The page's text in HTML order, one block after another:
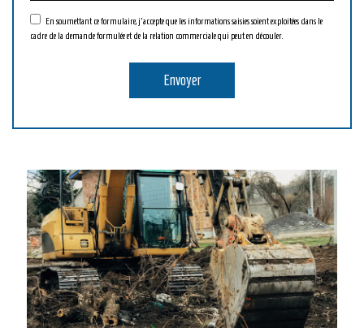
En soumettant ce formulaire, j'accepte que les informations saisies soient exploitées dans le
cadre de la demande formulée et de la relation commerciale qui peut en découler.